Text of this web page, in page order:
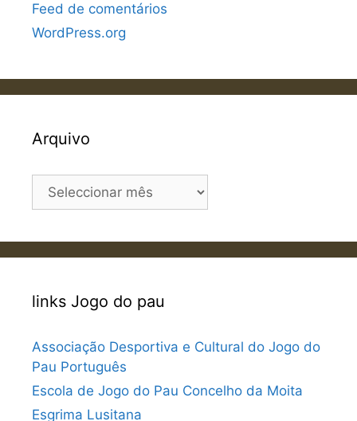
Feed de comentários
WordPress.org
Arquivo
Arquivo
links Jogo do pau
Associação Desportiva e Cultural do Jogo do
Pau Português
Escola de Jogo do Pau Concelho da Moita
Esgrima Lusitana